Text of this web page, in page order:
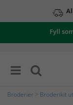
Fyll
Broderier Broderikit